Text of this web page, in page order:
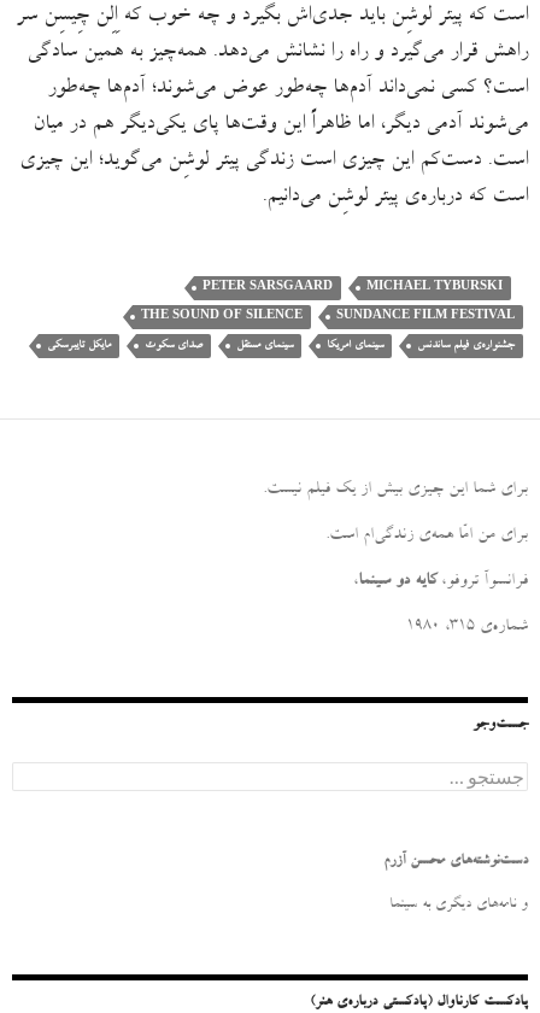
است که پیتر لوشِن باید جدی‌اش بگیرد و چه خوب که اِلِن چِیسِن سر
راهش قرار می‌گیرد و راه را نشانش می‌دهد. همه‌چیز به همین سادگی
است؟ کسی نمی‌داند آدم‌ها چه‌طور عوض می‌شوند؛ آدم‌ها چه‌طور
می‌شوند آدمی دیگر، اما ظاهراً این وقت‌ها پای یکی‌دیگر هم در میان
است. دست‌کم این چیزی است زندگی پیتر لوشِن می‌گوید؛ این چیزی
است که درباره‌ی پیتر لوشِن می‌دانیم.
MICHAEL TYBURSKI
PETER SARSGAARD
SUNDANCE FILM FESTIVAL
THE SOUND OF SILENCE
جشنواره‌ی فیلم ساندنس سینمای امریکا سینمای مستقل صدای سکوت مایکل تایبرسکی
برای شما این چیزی بیش از یک فیلم نیست.
برای من امّا همه‌ی زندگی‌ام است.
فرانسوآ تروفو،کایه دو سینما،
شماره‌ی ۳۱۵، ۱۹۸۰
جست‌وجو
س
و
ر
دست‌نوشته‌های محسن آزرم
و نامه‌‌های دیگری به سینما
پادکست کارناوال (پادکستی درباره‌ی هنر)